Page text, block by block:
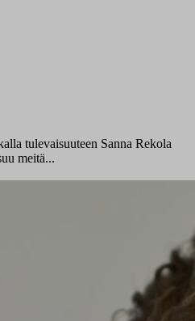
tulevaisuuteen Sanna Rekola
meitä...